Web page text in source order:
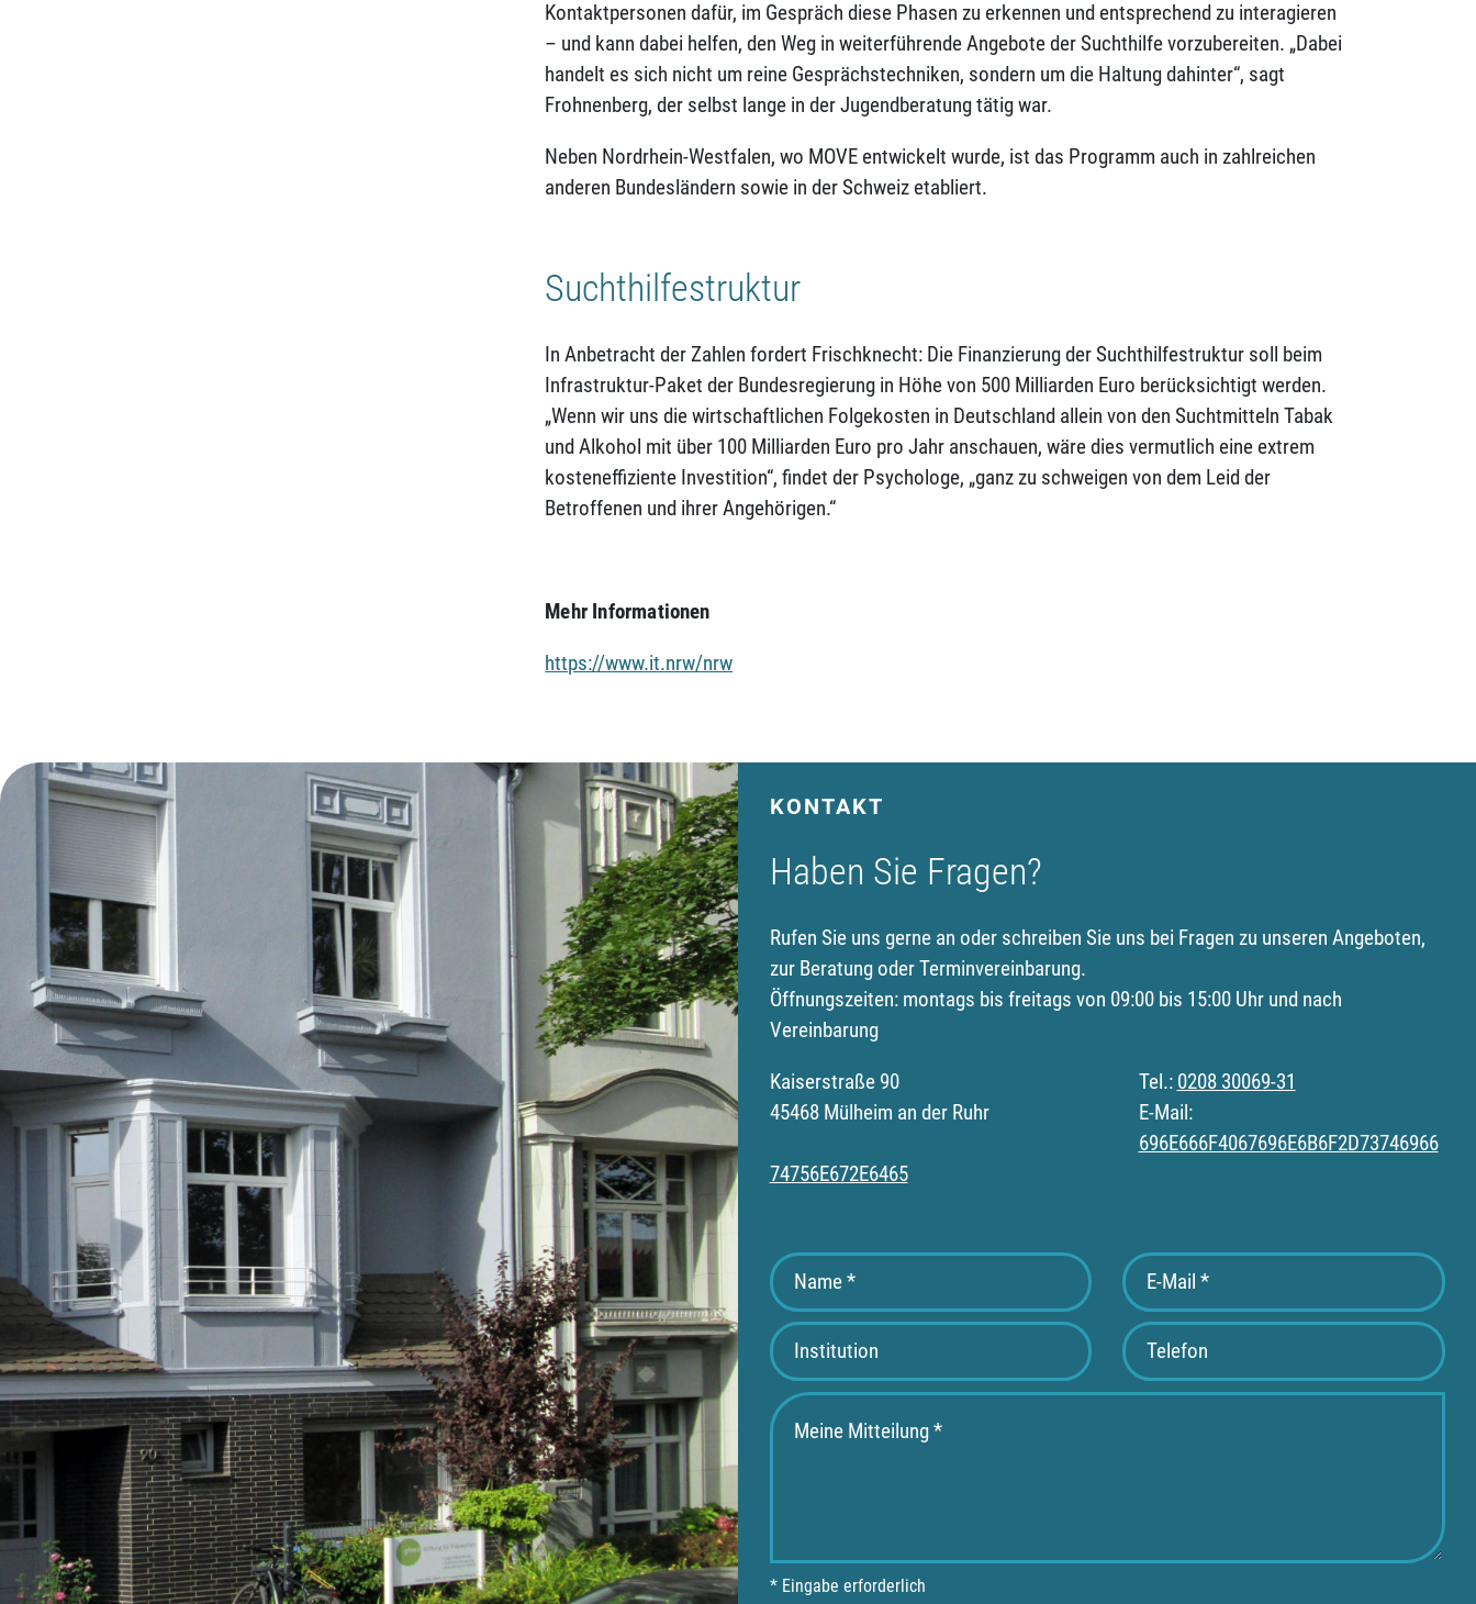
Kontaktpersonen dafür, im Gespräch diese Phasen zu erkennen und entsprechend zu interagieren
– und kann dabei helfen, den Weg in weiterführende Angebote der Suchthilfe vorzubereiten. „Dabei
handelt es sich nicht um reine Gesprächstechniken, sondern um die Haltung dahinter“, sagt
Frohnenberg, der selbst lange in der Jugendberatung tätig war.
Neben Nordrhein-Westfalen, wo MOVE entwickelt wurde, ist das Programm auch in zahlreichen
anderen Bundesländern sowie in der Schweiz etabliert.
Suchthilfestruktur
In Anbetracht der Zahlen fordert Frischknecht: Die Finanzierung der Suchthilfestruktur soll beim
Infrastruktur-Paket der Bundesregierung in Höhe von 500 Milliarden Euro berücksichtigt werden.
„Wenn wir uns die wirtschaftlichen Folgekosten in Deutschland allein von den Suchtmitteln Tabak
und Alkohol mit über 100 Milliarden Euro pro Jahr anschauen, wäre dies vermutlich eine extrem
kosteneffiziente Investition“, findet der Psychologe, „ganz zu schweigen von dem Leid der
Betroffenen und ihrer Angehörigen.“
Mehr Informationen
https://www.it.nrw/nrw
KONTAKT
Haben Sie Fragen?
Rufen Sie uns gerne an oder schreiben Sie uns bei Fragen zu unseren Angeboten,
zur Beratung oder Terminvereinbarung.
Öffnungszeiten: montags bis freitags von 09:00 bis 15:00 Uhr und nach
Vereinbarung
Kaiserstraße 90
45468 Mülheim an der Ruhr
Tel.: 0208 30069-31
E-Mail:
696E666F4067696E6B6F2D73746966
74756E672E6465
* Eingabe erforderlich